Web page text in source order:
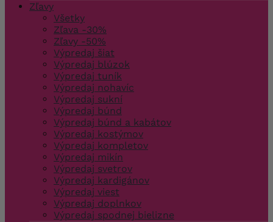
Zľavy
Všetky
Zľava -30%
Zľavy -50%
Výpredaj šiat
Výpredaj blúzok
Výpredaj tuník
Výpredaj nohavíc
Výpredaj sukní
Výpredaj búnd
Výpredaj búnd a kabátov
Výpredaj kostýmov
Výpredaj kompletov
Výpredaj mikín
Výpredaj svetrov
Výpredaj kardigánov
Výpredaj viest
Výpredaj doplnkov
Výpredaj spodnej bielizne